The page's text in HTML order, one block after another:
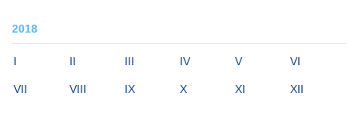
2018
I II III IV V VI
VII VIII IX X XI XII